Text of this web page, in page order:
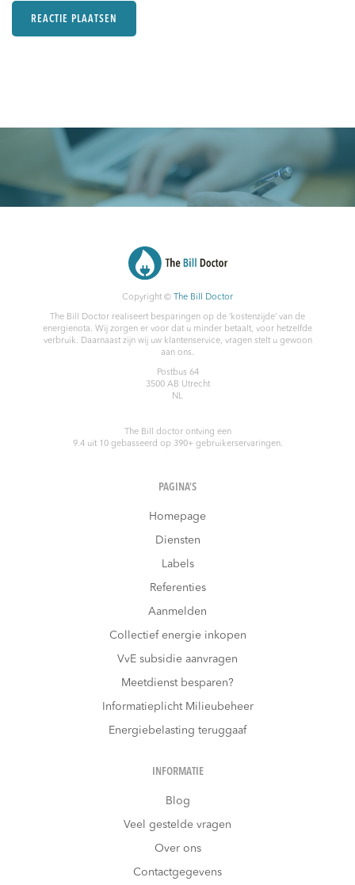
Copyright © The Bill Doctor
The Bill Doctor realiseert besparingen op de ‘kostenzijde’ van de
energienota. Wij zorgen er voor dat u minder betaalt, voor hetzelfde
verbruik. Daarnaast zijn wij uw klantenservice, vragen stelt u gewoon
aan ons.
Postbus 64
3500 AB Utrecht
NL
The Bill doctorontving een
9.4uit 10gebasseerd op 390+ gebruikerservaringen.
PAGINA’S
Homepage
Diensten
Labels
Referenties
Aanmelden
Collectief energie inkopen
VvE subsidie aanvragen
Meetdienst besparen?
Informatieplicht Milieubeheer
Energiebelasting teruggaaf
INFORMATIE
Blog
Veel gestelde vragen
Over ons
Contactgegevens